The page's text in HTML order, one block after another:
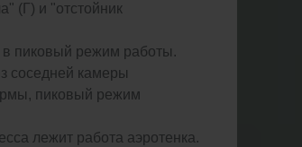
(Г) и "отстойник
в пиковый режим работы.
соседней камеры
пиковый режим
лежит работа аэротенка.